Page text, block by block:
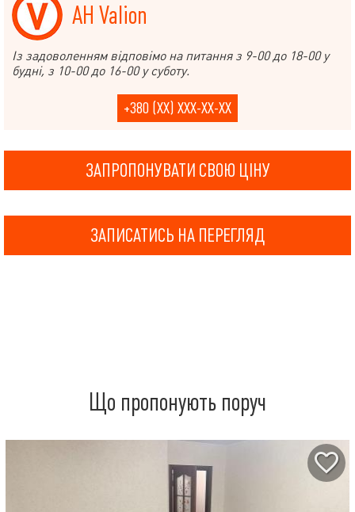
АН Valion
Із задоволенням відповімо на питання з 9-00 до 18-00 у
будні, з 10-00 до 16-00 у суботу.
+380 (XX) XXX-XX-XX
ЗАПРОПОНУВАТИ СВОЮ ЦІНУ
ЗАПИСАТИСЬ НА ПЕРЕГЛЯД
Що пропонують поруч